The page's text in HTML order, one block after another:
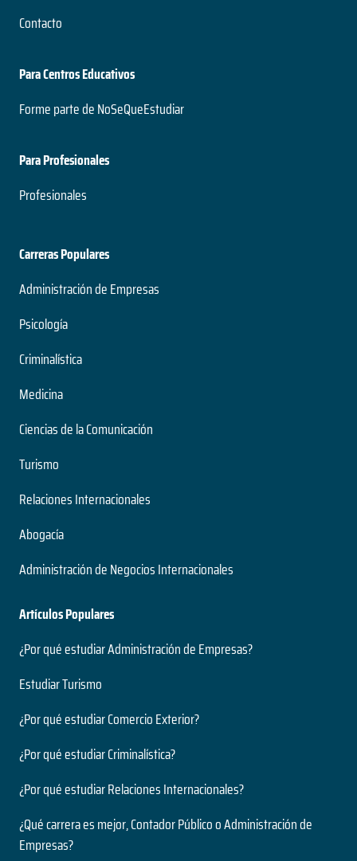
Contacto
Para Centros Educativos
Forme parte de NoSeQueEstudiar
Para Profesionales
Profesionales
Carreras Populares
Administración de Empresas
Psicología
Criminalística
Medicina
Ciencias de la Comunicación
Turismo
Relaciones Internacionales
Abogacía
Administración de Negocios Internacionales
Artículos Populares
¿Por qué estudiar Administración de Empresas?
Estudiar Turismo
¿Por qué estudiar Comercio Exterior?
¿Por qué estudiar Criminalística?
¿Por qué estudiar Relaciones Internacionales?
¿Qué carrera es mejor, Contador Público o Administración de
Empresas?